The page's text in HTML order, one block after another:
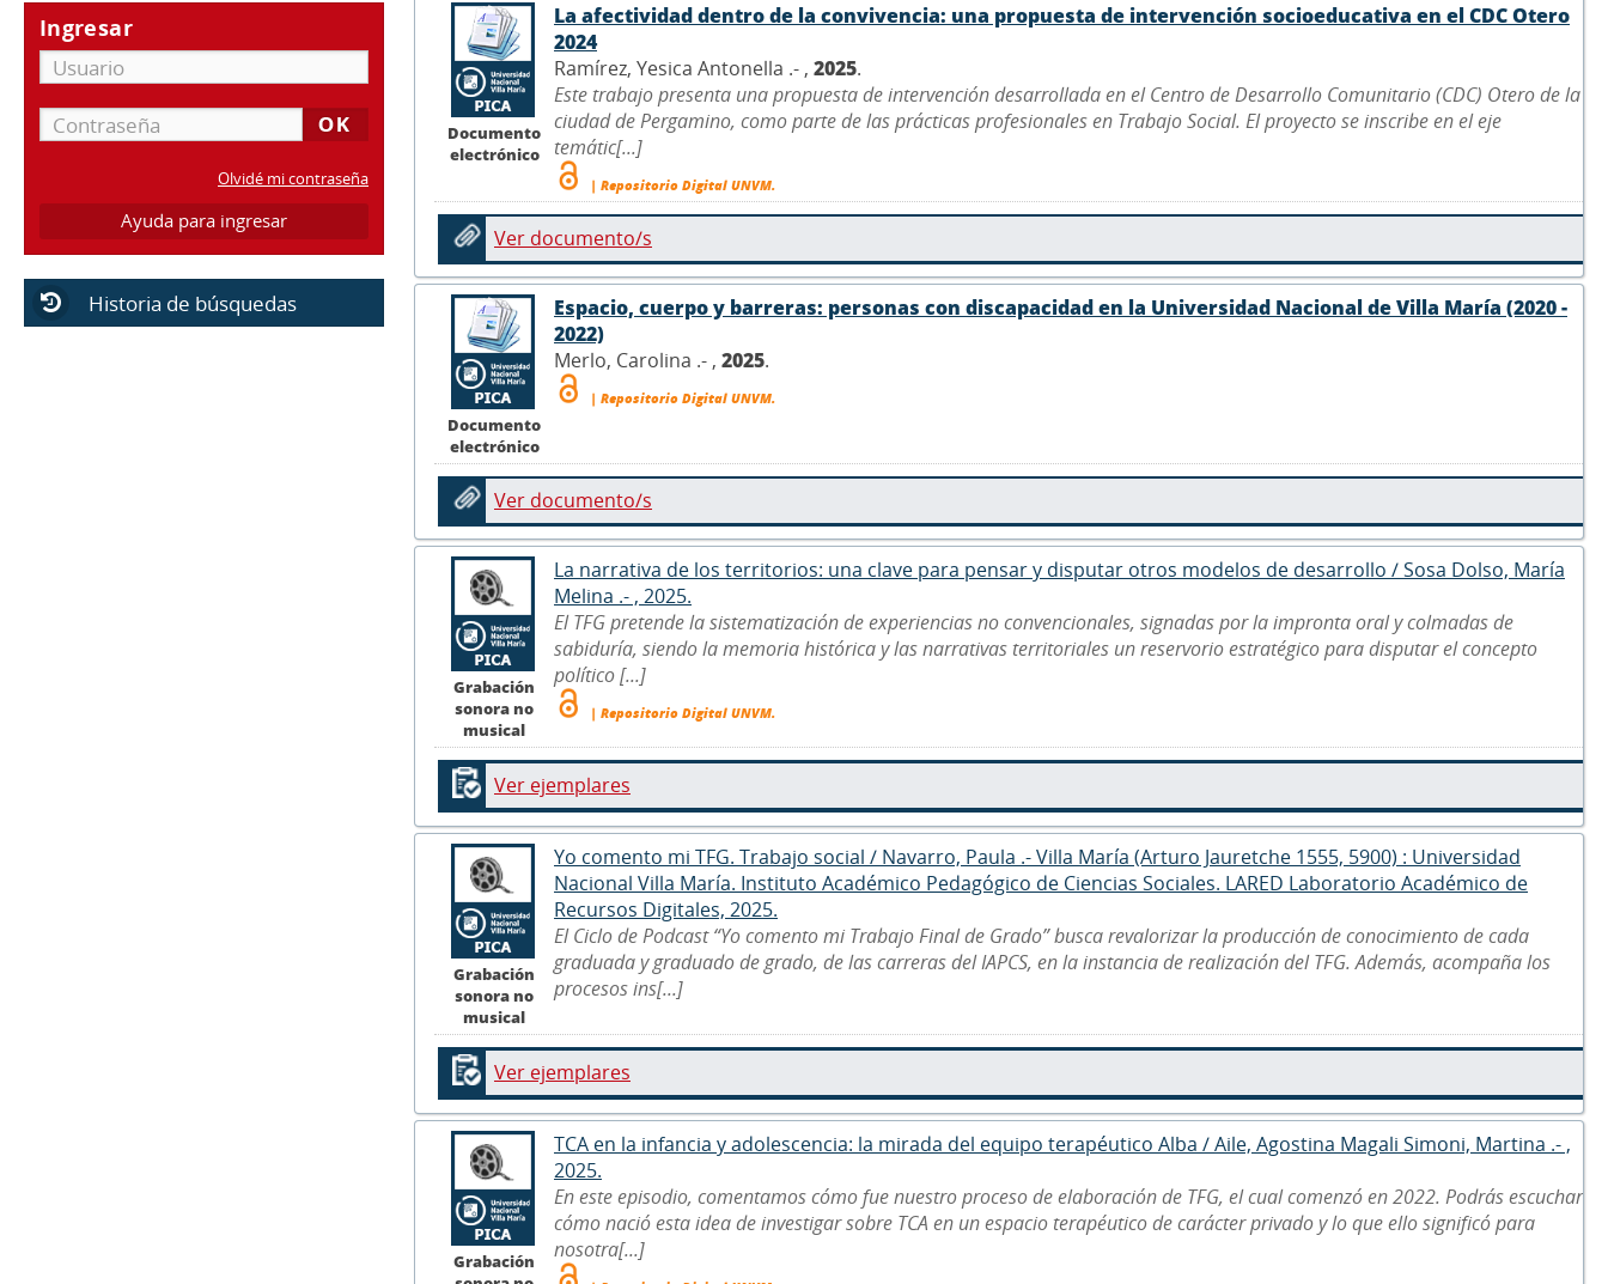
Ingresar
Olvidé mi contraseña
Ayuda para ingresar
Historia de búsquedas
Documento
electrónico
La afectividad dentro de la convivencia: una propuesta de intervención socioeducativa en el CDC Otero
2024
Ramírez, Yesica Antonella .- , 2025.
Este trabajo presenta una propuesta de intervención desarrollada en el Centro de Desarrollo Comunitario (CDC) Otero de la
ciudad de Pergamino, como parte de las prácticas profesionales en Trabajo Social. El proyecto se inscribe en el eje
temátic[...]
| Repositorio Digital UNVM.
Ver documento/s
Documento
electrónico
Espacio, cuerpo y barreras: personas con discapacidad en la Universidad Nacional de Villa María (2020 -
2022)
Merlo, Carolina .- , 2025.
| Repositorio Digital UNVM.
Ver documento/s
Grabación
sonora no
musical
La narrativa de los territorios: una clave para pensar y disputar otros modelos de desarrollo / Sosa Dolso, María
Melina .- , 2025.
El TFG pretende la sistematización de experiencias no convencionales, signadas por la impronta oral y colmadas de
sabiduría, siendo la memoria histórica y las narrativas territoriales un reservorio estratégico para disputar el concepto
político [...]
| Repositorio Digital UNVM.
Ver ejemplares
Grabación
sonora no
musical
Yo comento mi TFG. Trabajo social / Navarro, Paula .- Villa María (Arturo Jauretche 1555, 5900) : Universidad
Nacional Villa María. Instituto Académico Pedagógico de Ciencias Sociales. LARED Laboratorio Académico de
Recursos Digitales, 2025.
El Ciclo de Podcast “Yo comento mi Trabajo Final de Grado” busca revalorizar la producción de conocimiento de cada
graduada y graduado de grado, de las carreras del IAPCS, en la instancia de realización del TFG. Además, acompaña los
procesos ins[...]
Ver ejemplares
Grabación
TCA en la infancia y adolescencia: la mirada del equipo terapéutico Alba / Aile, Agostina Magali Simoni, Martina .- ,
2025.
En este episodio, comentamos cómo fue nuestro proceso de elaboración de TFG, el cual comenzó en 2022. Podrás escuchar
cómo nació esta idea de investigar sobre TCA en un espacio terapéutico de carácter privado y lo que ello significó para
nosotra[...]